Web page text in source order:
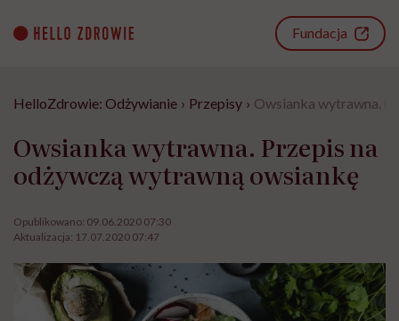
content
Fundacja
HelloZdrowie: Odżywianie › Przepisy › Owsianka wytrawna.
Owsianka wytrawna. Przepis na
odżywczą wytrawną owsiankę
Opublikowano: 09.06.2020 07:30
Aktualizacja: 17.07.2020 07:47